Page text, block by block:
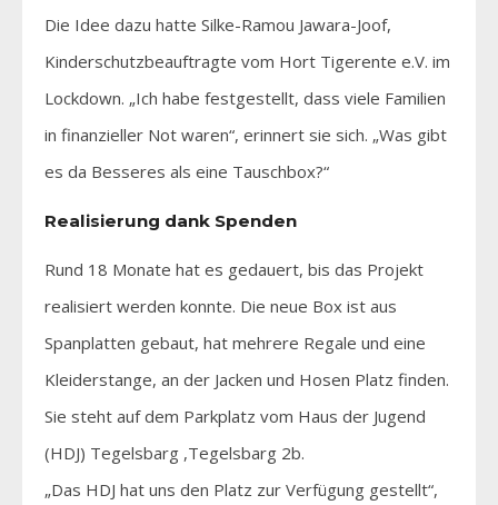
Die Idee dazu hatte Silke-Ramou Jawara-Joof,
Kinderschutzbeauftragte vom Hort Tigerente e.V. im
Lockdown. „Ich habe festgestellt, dass viele Familien
in finanzieller Not waren“, erinnert sie sich. „Was gibt
es da Besseres als eine Tauschbox?“
Realisierung dank Spenden
Rund 18 Monate hat es gedauert, bis das Projekt
realisiert werden konnte. Die neue Box ist aus
Spanplatten gebaut, hat mehrere Regale und eine
Kleiderstange, an der Jacken und Hosen Platz finden.
Sie steht auf dem Parkplatz vom Haus der Jugend
(HDJ) Tegelsbarg ,Tegelsbarg 2b.
„Das HDJ hat uns den Platz zur Verfügung gestellt“,